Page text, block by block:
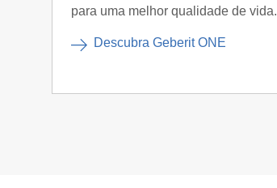
para uma melhor qualidade de vida.
Descubra Geberit ONE